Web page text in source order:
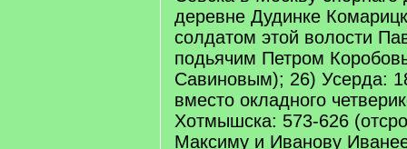
деревне Дудинке
солдатом этой волости
подьячим Петром
Савиновым); 26) Усерда:
вместо окладного
Хотмышска: 573-626
Максиму и Иванову